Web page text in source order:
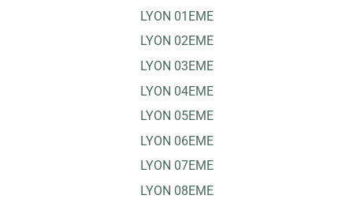
LYON 01EME
LYON 02EME
LYON 03EME
LYON 04EME
LYON 05EME
LYON 06EME
LYON 07EME
LYON 08EME